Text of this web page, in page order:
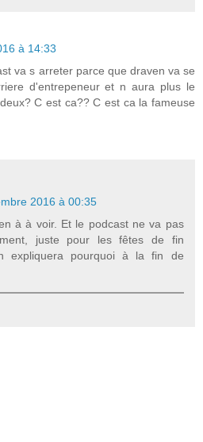
à 14:33
va s arreter parce que draven va se
d'entrepeneur et n aura plus le
C est ca?? C est ca la fameuse
2016 à 00:35
à à voir. Et le podcast ne va pas
juste pour les fêtes de fin
expliquera pourquoi à la fin de